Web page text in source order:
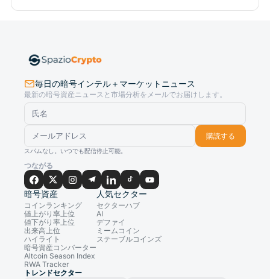
毎日の暗号インテル＋マーケットニュース
最新の暗号資産ニュースと市場分析をメールでお届けします。
購読する
スパムなし。いつでも配信停止可能。
つながる
暗号資産
コインランキング
値上がり率上位
値下がり率上位
出来高上位
ハイライト
暗号資産コンバーター
Altcoin Season Index
RWA Tracker
人気セクター
セクターハブ
AI
デファイ
ミームコイン
ステーブルコインズ
トレンドセクター